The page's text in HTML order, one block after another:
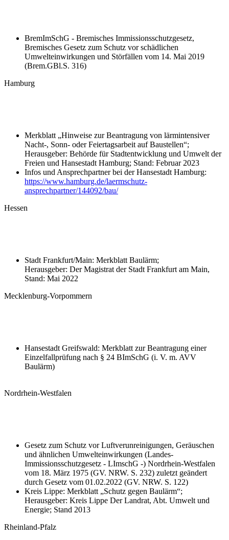
BremImSchG - Bremisches Immissionsschutzgesetz,
Bremisches Gesetz zum Schutz vor schädlichen
Umwelteinwirkungen und Störfällen vom 14. Mai 2019
(Brem.GBl.S. 316)
Hamburg
Merkblatt „Hinweise zur Beantragung von lärmintensiver
Nacht-, Sonn- oder Feiertagsarbeit auf Baustellen“;
Herausgeber: Behörde für Stadtentwicklung und Umwelt der
Freien und Hansestadt Hamburg; Stand: Februar 2023
Infos und Ansprechpartner bei der Hansestadt Hamburg:
https://www.hamburg.de/laermschutz-
ansprechpartner/144092/bau/
Hessen
Stadt Frankfurt/Main: Merkblatt Baulärm;
Herausgeber: Der Magistrat der Stadt Frankfurt am Main,
Stand: Mai 2022
Mecklenburg-Vorpommern
Hansestadt Greifswald: Merkblatt zur Beantragung einer
Einzelfallprüfung nach § 24 BImSchG (i. V. m. AVV
Baulärm)
Nordrhein-Westfalen
Gesetz zum Schutz vor Luftverunreinigungen, Geräuschen
und ähnlichen Umwelteinwirkungen (Landes-
Immissionsschutzgesetz - LImschG -) Nordrhein-Westfalen
vom 18. März 1975 (GV. NRW. S. 232) zuletzt geändert
durch Gesetz vom 01.02.2022 (GV. NRW. S. 122)
Kreis Lippe: Merkblatt „Schutz gegen Baulärm“;
Herausgeber: Kreis Lippe Der Landrat, Abt. Umwelt und
Energie; Stand 2013
Rheinland-Pfalz